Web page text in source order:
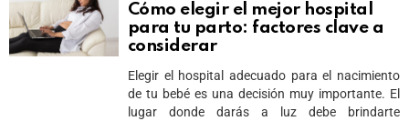
Cómo elegir el mejor hospital
para tu parto: factores clave a
considerar
Elegir el hospital adecuado para el nacimiento
de tu bebé es una decisión muy importante. El
lugar donde darás a luz debe brindarte